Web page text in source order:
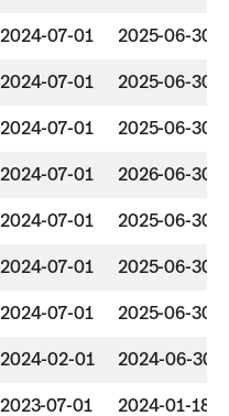
2024-07-01 2025-06-30
2024-07-01 2025-06-30
2024-07-01 2025-06-30
2024-07-01 2026-06-30
2024-07-01 2025-06-30
2024-07-01 2025-06-30
2024-07-01 2025-06-30
2024-02-01 2024-06-30
2023-07-01 2024-01-18